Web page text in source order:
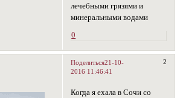
лечебными грязями и
минеральными водами
0
Поделиться 2
21-10-
2016 11:46:41
Когда я ехала в Сочи со